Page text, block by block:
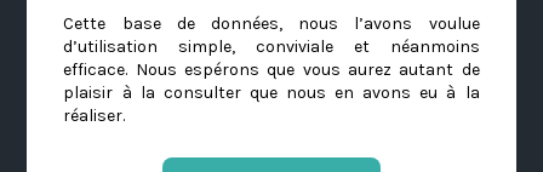
Cette base de données, nous l’avons voulue
d’utilisation simple, conviviale et néanmoins
efficace. Nous espérons que vous aurez autant de
plaisir à la consulter que nous en avons eu à la
réaliser.